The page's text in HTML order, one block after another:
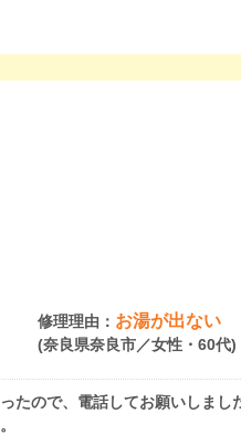
修理理由： お湯が出ない
(奈良県奈良市／女性・60代)
たので、電話してお願いしま